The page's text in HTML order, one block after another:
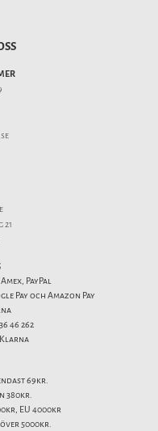
21
PayPal
Pay och Amazon Pay
46 262
69kr.
380kr.
EU 4000kr
5000kr.